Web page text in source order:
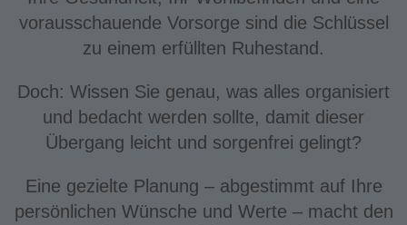
vorausschauende Vorsorge sind die Schlüssel
zu einem erfüllten Ruhestand.
Doch: Wissen Sie genau, was alles organisiert
und bedacht werden sollte, damit dieser
Übergang leicht und sorgenfrei gelingt?
Eine gezielte Planung – abgestimmt auf Ihre
persönlichen Wünsche und Werte – macht den